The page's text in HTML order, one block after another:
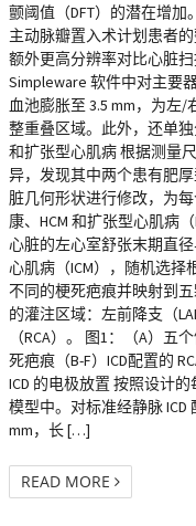
颤阈值（DFT）的潜在增加
主动脉瓣置入术计划患者的
额外更高分辨率对比心脏扫
Simpleware 软件中对主要
血池膨胀至 3.5 mm，为左
整重叠区域。此外，还单
和扩张型心肌病 根据测量
异，发现其中两个患有肥
脏几何形状进行修改，为
康、HCM 和扩张型心肌病
心脏的左心室舒张末期直
心肌病（ICM），随机选择
不同的梗死疤痕并映射到
的灌注区域：左前降支（
（RCA）。 图1：（A）五
死疤痕（B-F）ICD配置的
ICD 的电极放置 按照设计
模型中。对标准经静脉 ICD
mm，长 […]
READ MORE